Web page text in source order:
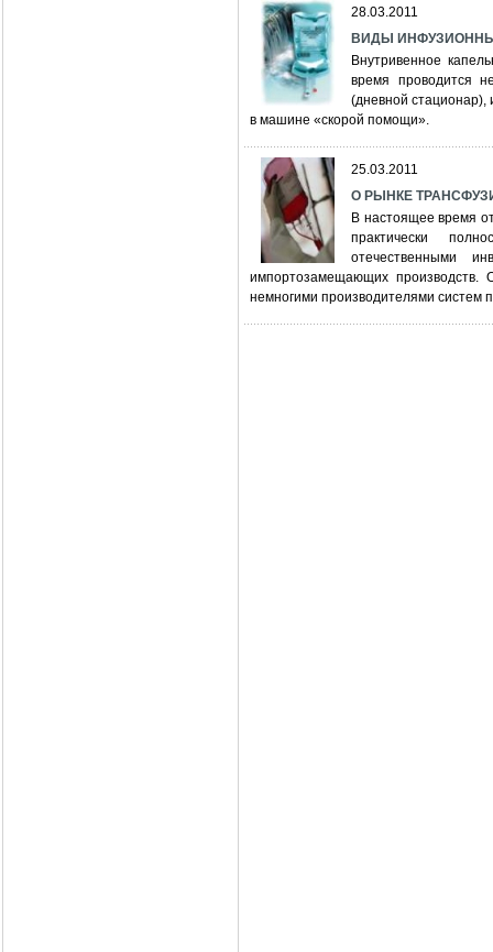
28.03.2011
ВИДЫ
Внутривенное
время проводится
(дневной стационар),
в машине «скорой помощи».
25.03.2011
О РЫНКЕ
В настоящее время
практически
отечественными
импортозамещающих производств.
немногими производителями систем